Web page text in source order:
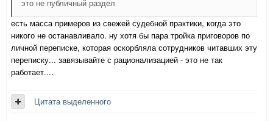
это не публичный раздел
есть масса примеров из свежей судебной практики, когда это
никого не останавливало. ну хотя бы пара тройка приговоров по
личной переписке, которая оскорбляла сотрудников читавших эту
переписку... завязывайте с рационализацией - это не так
работает....
Цитата выделенного